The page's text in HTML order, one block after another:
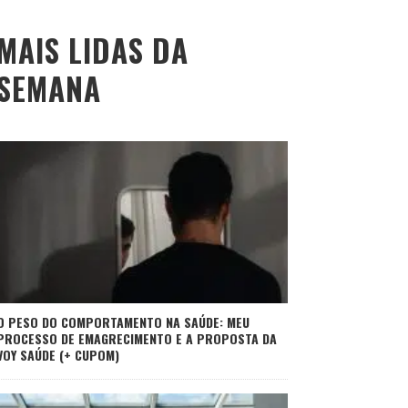
LIDAS DA
PESO DO COMPORTAMENTO NA SAÚDE: MEU
DE EMAGRECIMENTO E A PROPOSTA DA
SAÚDE (+ CUPOM)